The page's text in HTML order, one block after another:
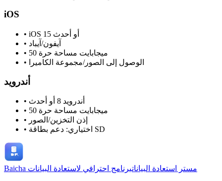
iOS
•
iOS 15 أو أحدث
• آيفون/آيباد
•
50 ميجابايت مساحة حرة
•
الوصول إلى الصور/مجموعة الكاميرا
أندرويد
•
أندرويد 8 أو أحدث
•
50 ميجابايت مساحة حرة
• إذن التخزين/الصور
•
اختياري: دعم بطاقة SD
Baicha مستر استعادة البياناتبرنامج احترافي لاستعادة البيانات